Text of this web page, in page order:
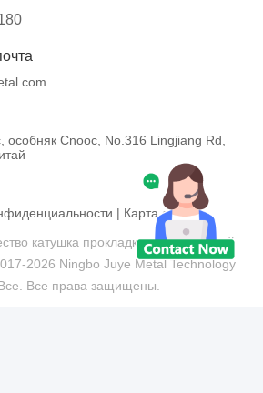
особняк Cnooc, No.316 Lingjiang Rd,
| Карта сайта
катушка прокладки нержавеющей
2026 Ningbo Juye Metal Technology
Все права защищены.